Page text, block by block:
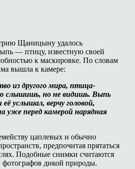
Щаницыну удалось
— птицу, известную своей
к маскировке. По словам
вышла к камере:
из другого мира, птица-
слышишь, но не видишь. Выпь
услышал, верчу головой,
уже перед камерой нарядная
цаплевых и обычно
предпочитая прятаться
Подобные снимки считаются
фотографов дикой природы.